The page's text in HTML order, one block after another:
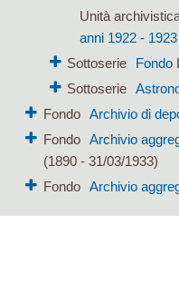
Unità
anni 1922 - 1923
Sottoserie
Fondo
Sottoserie
Fondo
Archivio di
Fondo
Archivio
(1890 - 31/03/1933)
Fondo
Archivio